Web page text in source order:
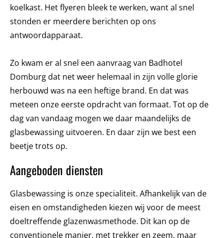
koelkast. Het flyeren bleek te werken, want al snel
stonden er meerdere berichten op ons
antwoordapparaat.
Zo kwam er al snel een aanvraag van Badhotel
Domburg dat net weer helemaal in zijn volle glorie
herbouwd was na een heftige brand. En dat was
meteen onze eerste opdracht van formaat. Tot op de
dag van vandaag mogen we daar maandelijks de
glasbewassing uitvoeren. En daar zijn we best een
beetje trots op.
Aangeboden diensten
Glasbewassing is onze specialiteit. Afhankelijk van de
eisen en omstandigheden kiezen wij voor de meest
doeltreffende glazenwasmethode. Dit kan op de
conventionele manier, met trekker en zeem, maar